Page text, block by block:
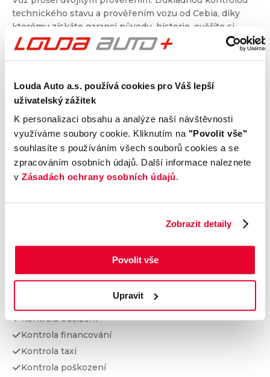
Louda Auto a.s. používá cookies pro Váš lepší
uživatelský zážitek
K personalizaci obsahu a analýze naší návštěvnosti
využíváme soubory cookie. Kliknutím na "Povolit vše"
souhlasíte s používáním všech souborů cookies a se
zpracováním osobních údajů. Další informace naleznete
v Zásadách ochrany osobních údajů.
Zobrazit detaily
Povolit vše
Upravit
technického stavu a prověřením vozu od Cebia, díky
kterému získáte garanci původu, historie, ověříte si
nájezd kilometrů a získáte i další informace. Dvojité
prověření pro jistotu při nákupu.
Kontrola technického stavu
Převodovka a spojka
Nápravy a podvozek
Výfuková soustava
Brzdy
Prověření vozu od Cebia
Kontrola najetých km
Kontrola odcizení
Kontrola financování
Kontrola taxi
Kontrola poškození